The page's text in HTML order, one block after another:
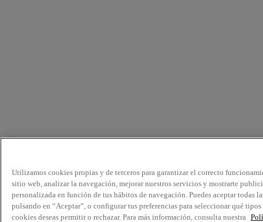
Utilizamos cookies propias y de terceros para garantizar el correcto
sitio web, analizar la navegación, mejorar nuestros servicios y mostrarte
personalizada en función de tus hábitos de navegación. Puedes aceptar todas
pulsando en “Aceptar”, o configurar tus preferencias para seleccionar qué tipos
cookies deseas permitir o rechazar. Para más información, consulta nuestra